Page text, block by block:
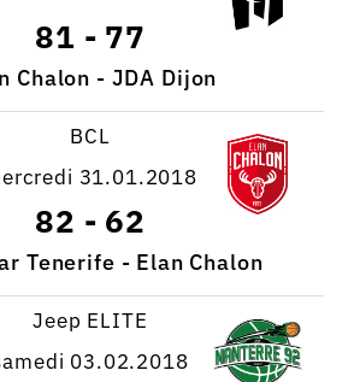
81 - 77
Chalon - JDA Dijon
BCL
31.01.2018
82 - 62
Tenerife - Elan Chalon
Jeep ELITE
03.02.2018